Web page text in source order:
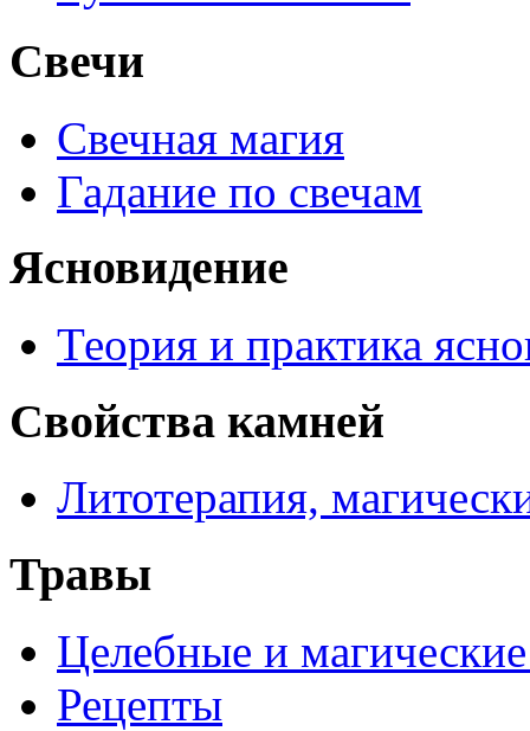
Свечи
Свечная магия
Гадание по свечам
Ясновидение
Теория и практика
Свойства камней
Литотерапия,
Травы
Целебные и магические
Рецепты